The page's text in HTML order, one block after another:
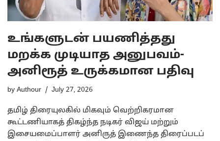
உங்களுடன் பயணித்தது
மறக்க முடியாத அனுபவம்-
அனிரூத் உருக்கமான பதிவு
by Authour July 27, 2026
தமிழ் திரையுலகில் மிகவும் வெற்றிகரமான
கூட்டணியாகத் திகழ்ந்த நடிகர் விஜய் மற்றும்
இசையமைப்பாளர் அனிருத் இணைந்த திரைப்படப்